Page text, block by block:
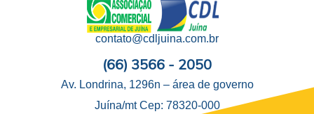
contato@cdljuina.com.br
(66) 3566 - 2050
Av. Londrina, 1296n – área de governo
Juína/mt Cep: 78320-000